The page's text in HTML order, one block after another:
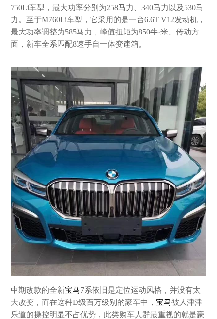
750Li车型，最大功率分别为258马力、340马力以及530马
力。至于M760Li车型，它采用的是一台6.6T V12发动机，
最大功率调整为585马力，峰值扭矩为850牛·米。传动方
面，新车全系匹配8速手自一体变速箱。
中期改款的全新宝马7系依旧是定位运动风格，并没有太
大改变，而在这种D级百万级别的豪车中，宝马被人津津
乐道的操控明显不占优势，此类购车人群最重视的就是豪